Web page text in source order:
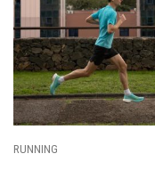
SPORT PARALIMPICI